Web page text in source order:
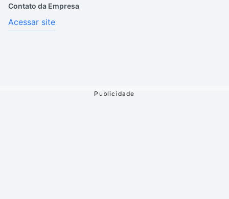
Contato da Empresa
Acessar site